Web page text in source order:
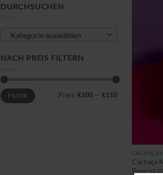
DURCHSUCHEN
Kategorie auswählen
NACH PREIS FILTERN
Min.
Preis
Max.
PreisFILTER Preis: €100 — €110
Cachaça
Reserva